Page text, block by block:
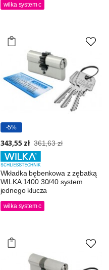
wilka system c
-5%
343,55 zł 361,63 zł
Wkładka bębenkowa z zębatką
WILKA 1400 30/40 system
jednego klucza
wilka system c